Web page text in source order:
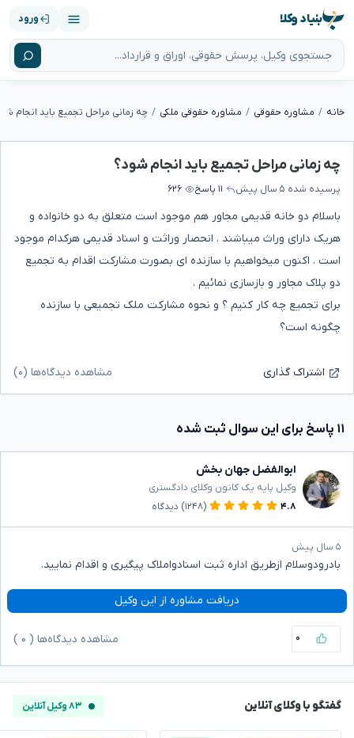
بنیاد وکلا ورود
خانه مشاوره حقوقی مشاوره حقوقی ملکی چه زمانی مراحل تجمیع باید انجام
چه زمانی مراحل تجمیع باید انجام شود؟
پرسیده شده ۵ سال پیش ۱۱ پاسخ ۶۲۶
باسلام دو خانه قدیمی مجاور هم موجود است متعلق به دو خانواده و
هریک دارای وراث میباشند . انحصار وراثت و اسناد قدیمی هرکدام موجود
است . اکنون میخواهیم با سازنده ای بصورت مشارکت اقدام به تجمیع
دو پلاک مجاور و بازسازی نمائیم .
برای تجمیع چه کار کنیم ؟ و نحوه مشارکت ملک تجمیعی با سازنده
چگونه است؟
اشتراک گذاری مشاهده دیدگاه‌ها (۰)
۱۱ پاسخ برای این سوال ثبت شده
ابوالفضل جهان بخش
وکیل پایه یک کانون وکلای دادگستری
۴.۸
(۱۲۴۸) دیدگاه
۵ سال پیش
بادرودوسلام ازطریق اداره ثبت اسنادواملاک پیگیری و اقدام نمایید.
دریافت مشاوره از این وکیل
۰ مشاهده دیدگاه‌ها ( ۰
گفتگو با وکلای آنلاین ۸۳ وکیل آنلاین